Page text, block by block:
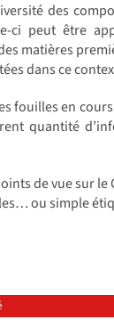
des
ci peut être
matières
dans ce
fouilles en
quantité
de vue sur
ou simple